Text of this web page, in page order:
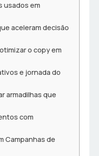
usados em
aceleram decisão
o copy em
e jornada do
armadilhas que
com
Campanhas de